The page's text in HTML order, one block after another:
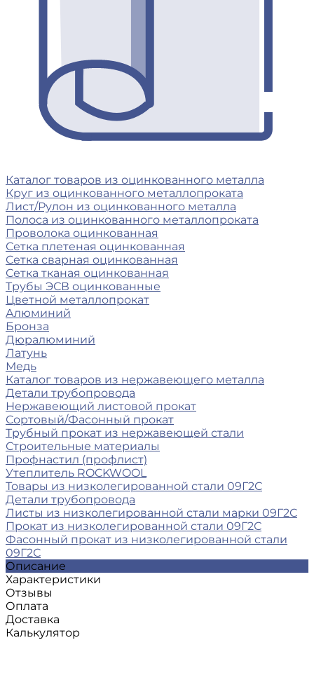
Каталог товаров из оцинкованного металла
Круг из оцинкованного металлопроката
Лист/Рулон из оцинкованного металла
Полоса из оцинкованного металлопроката
Проволока оцинкованная
Сетка плетеная оцинкованная
Сетка сварная оцинкованная
Сетка тканая оцинкованная
Трубы ЭСВ оцинкованные
Цветной металлопрокат
Алюминий
Бронза
Дюралюминий
Латунь
Медь
Каталог товаров из нержавеющего металла
Детали трубопровода
Нержавеющий листовой прокат
Сортовый/Фасонный прокат
Трубный прокат из нержавеющей стали
Строительные материалы
Профнастил (профлист)
Утеплитель ROCKWOOL
Товары из низколегированной стали 09Г2С
Детали трубопровода
Листы из низколегированной стали марки 09Г2С
Прокат из низколегированной стали 09Г2С
Фасонный прокат из низколегированной стали
09Г2С
Описание
Характеристики
Отзывы
Оплата
Доставка
Калькулятор